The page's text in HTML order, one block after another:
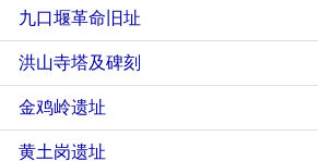
九口堰革命旧址
洪山寺塔及碑刻
金鸡岭遗址
黄土岗遗址